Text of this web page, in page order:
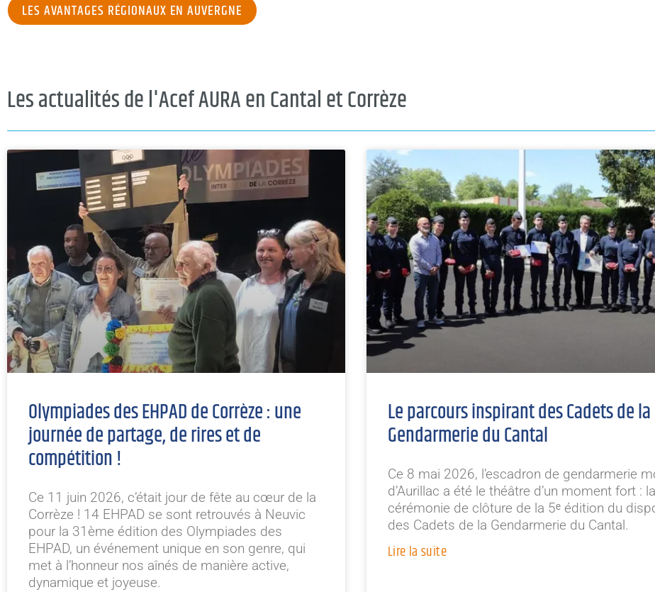
LES AVANTAGES RÉGIONAUX EN AUVERGNE
Les actualités de l'Acef AURA en Cantal et Corrèze
Olympiades des EHPAD de Corrèze : une
journée de partage, de rires et de
compétition !
Ce 11 juin 2026, c’était jour de fête au cœur de la
Corrèze ! 14 EHPAD se sont retrouvés à Neuvic
pour la 31ème édition des Olympiades des
EHPAD, un événement unique en son genre, qui
met à l’honneur nos aînés de manière active,
dynamique et joyeuse.
Le parcours inspirant des Cadets de la
Gendarmerie du Cantal
Ce 8 mai 2026, l’escadron de gendarmerie
d’Aurillac a été le théâtre d’un moment fort : la
cérémonie de clôture de la 5ᵉ édition du
des Cadets de la Gendarmerie du Cantal.
Lire la suite